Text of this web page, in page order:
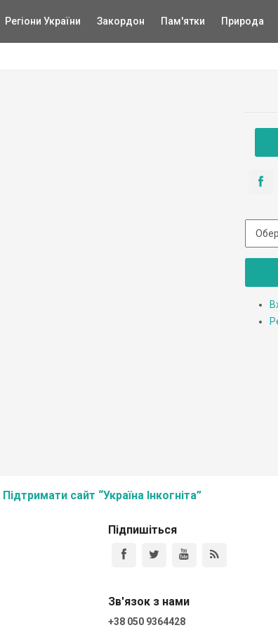
Регіони України Закордон Пам'ятки Природа
Підтримати сайт “Україна Інкогніта”
Підпишіться
Зв'язок з нами
+38 050 9364428